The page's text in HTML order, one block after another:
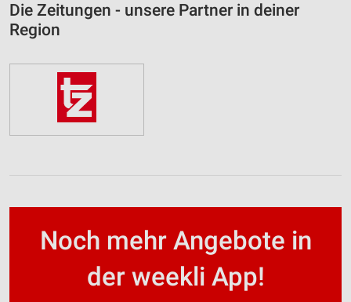
Die Zeitungen - unsere Partner in deiner
Region
Noch mehr Angebote in
der weekli App!